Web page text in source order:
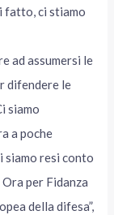
fatto, ci stiamo
ad assumersi le
difendere le
siamo
a poche
siamo resi conto
per Fidanza
della difesa”,